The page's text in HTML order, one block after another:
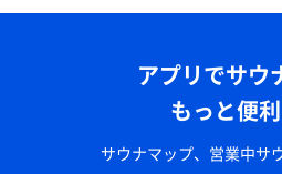
アプリでサウ
もっと便利
サウナマップ、営業中サ